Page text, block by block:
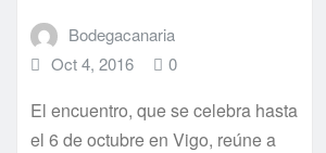
Bodegacanaria
Oct 4, 2016
0
El encuentro, que se celebra hasta
el 6 de octubre en Vigo, reúne a